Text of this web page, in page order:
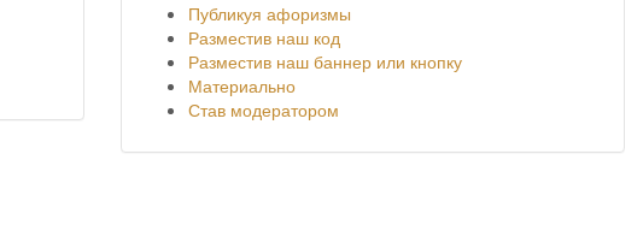
Публикуя афоризмы
Разместив наш код
Разместив наш баннер или кнопку
Материально
Став модератором